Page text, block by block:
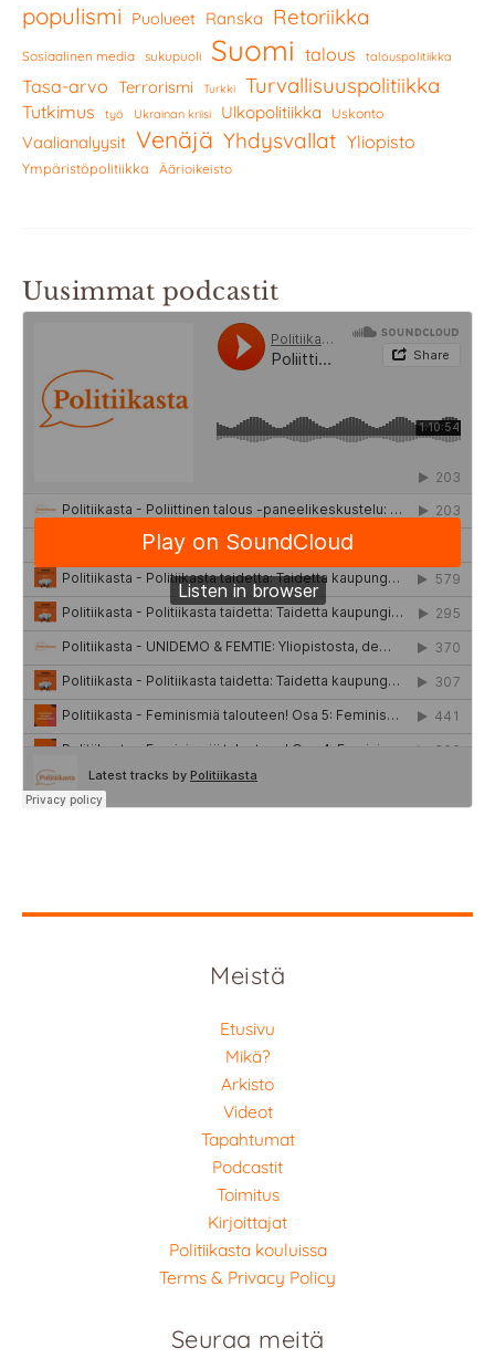
populismi Puolueet Ranska Retoriikka
Sosiaalinen media sukupuoli Suomi talous talouspolitiikka
Tasa-arvo Terrorismi Turkki Turvallisuuspolitiikka
Tutkimus työ Ukrainan kriisi Ulkopolitiikka Uskonto
Vaalianalyysit Venäjä Yhdysvallat Yliopisto
Ympäristöpolitiikka Äärioikeisto
Uusimmat podcastit
Meistä
Etusivu
Mikä?
Arkisto
Videot
Tapahtumat
Podcastit
Toimitus
Kirjoittajat
Politiikasta kouluissa
Terms & Privacy Policy
Seuraa meitä